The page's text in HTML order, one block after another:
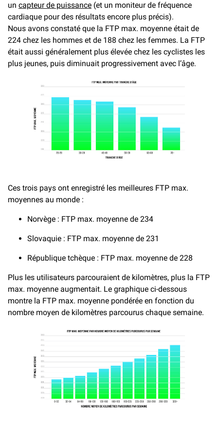
un capteur de puissance (et un moniteur de fréquence
cardiaque pour des résultats encore plus précis).
Nous avons constaté que la FTP max. moyenne était de
224 chez les hommes et de 188 chez les femmes. La FTP
était aussi généralement plus élevée chez les cyclistes les
plus jeunes, puis diminuait progressivement avec l’âge.
Ces trois pays ont enregistré les meilleures FTP max.
moyennes au monde :
Norvège : FTP max. moyenne de 234
Slovaquie : FTP max. moyenne de 231
République tchèque : FTP max. moyenne de 228
Plus les utilisateurs parcouraient de kilomètres, plus la FTP
max. moyenne augmentait. Le graphique ci-dessous
montre la FTP max. moyenne pondérée en fonction du
nombre moyen de kilomètres parcourus chaque semaine.